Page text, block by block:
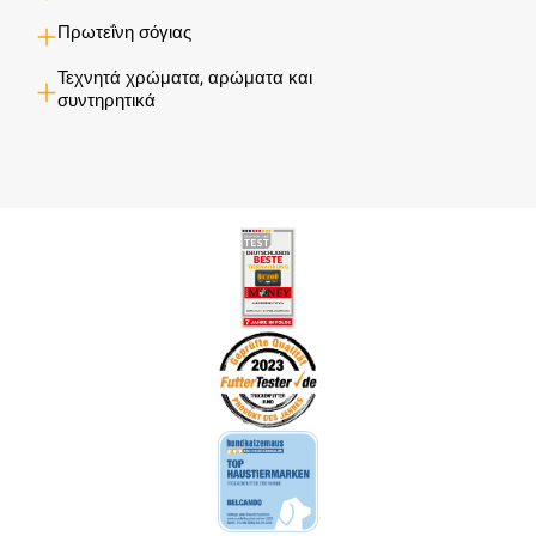
Πρωτεΐνη σόγιας
Τεχνητά χρώματα, αρώματα και
συντηρητικά